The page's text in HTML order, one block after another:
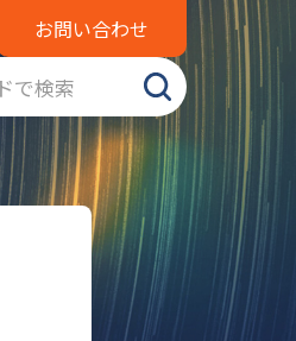
お問い合わせ